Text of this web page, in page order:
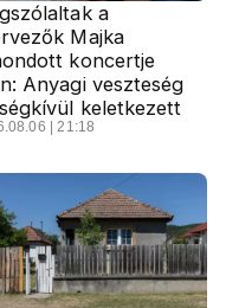
a
Majka
koncertje
Anyagi veszteség
keletkezett
| 21:18